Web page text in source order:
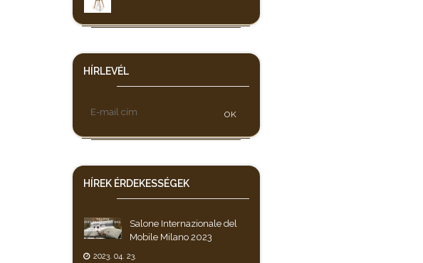
HÍRLEVÉL
OK
HÍREK ÉRDEKESSÉGEK
Salone Internazionale del
Mobile Milano 2023
2023. 04. 23.